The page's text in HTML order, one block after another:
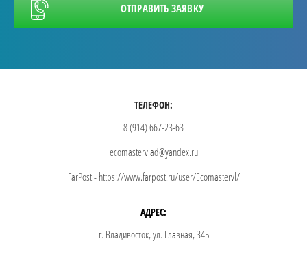
ОТПРАВИТЬ ЗАЯВКУ
ТЕЛЕФОН:
8 (914) 667-23-63
------------------------
ecomastervlad@yandex.ru
----------------------------------
FarPost - https://www.farpost.ru/user/Ecomastervl/
АДРЕС:
г. Владивосток, ул. Главная, 34Б